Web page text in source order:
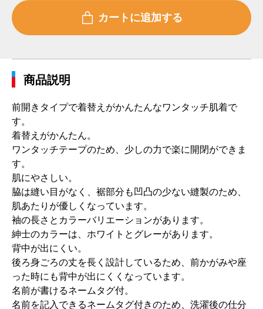
商品説明
前開きタイプで着替えがかんたんなワンタッチ肌着で
す。
着替えがかんたん。
ワンタッチテープのため、少しの力で楽に開閉ができま
す。
肌にやさしい。
脇は縫い目がなく、裾部分も凹凸の少ない縫製のため、
肌あたりが優しくなっています。
袖の長さとカラーバリエーションがあります。
紳士のカラーは、ホワイトとグレーがあります。
背中が出にくい。
後ろ身ごろの丈を長く設計しているため、前かがみや座
った時にも背中が出にくくなっています。
名前が書けるネームタグ付。
名前を記入できるネームタグ付きのため、洗濯後の仕分